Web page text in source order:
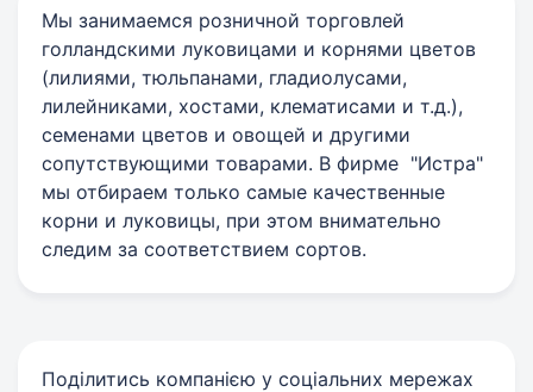
Мы занимаемся розничной торговлей
голландскими луковицами и корнями цветов
(лилиями, тюльпанами, гладиолусами,
лилейниками, хостами, клематисами и т.д.),
семенами цветов и овощей и другими
сопутствующими товарами. В фирме "Истра"
мы отбираем только самые качественные
корни и луковицы, при этом внимательно
следим за соответствием сортов.
Поділитись компанією у соціальних мережах